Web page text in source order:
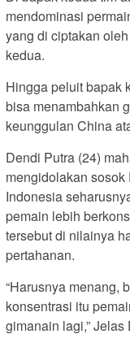
mendominasi
yang di ciptakan
kedua.
Hingga peluit bapak
bisa menambahkan
keunggulan China
Dendi Putra (24)
mengidolakan
Indonesia
pemain lebih
tersebut di nilainya
pertahanan.
“Harusnya menang,
konsentrasi itu
gimanain lagi,” Jelas